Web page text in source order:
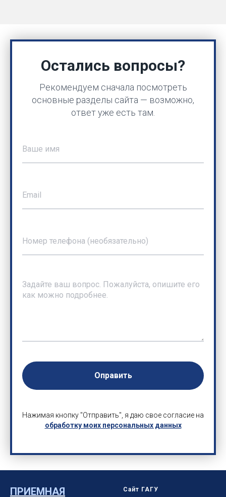
Остались вопросы?
Рекомендуем сначала посмотреть
основные разделы сайта — возможно,
ответ уже есть там.
Оправить
Нажимая кнопку "Отправить", я даю свое согласие на
обработку моих персональных данных
ПРИЕМНАЯ Сайт ГАГУ